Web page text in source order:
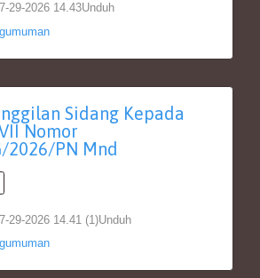
29-2026 14.43Unduh
Sidang Kepada
Nomor
2026/PN Mnd
29-2026 14.41 (1)Unduh